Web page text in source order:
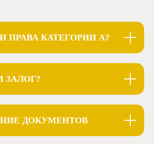
КАТЕГОРИИ А?
ЗАЛОГ?
ДОКУМЕНТОВ